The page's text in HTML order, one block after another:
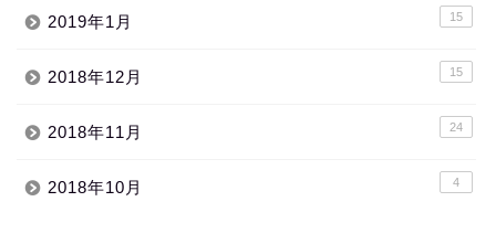
2019年1月 15
2018年12月 15
2018年11月 24
2018年10月 4